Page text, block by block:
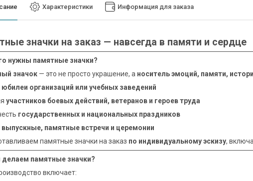
Характеристики Информация для заказа
значки на заказ — навсегда в памяти и сердце
нужны памятные значки?
значок — это не просто украшение, а носитель эмоций, памяти,
юбилеи организаций или учебных заведений
участников боевых действий, ветеранов и героев труда
государственных и национальных праздников
выпускные, памятные встречи и церемонии
памятные значки на заказ по индивидуальному эскизу,
делаем памятные значки?
включает: